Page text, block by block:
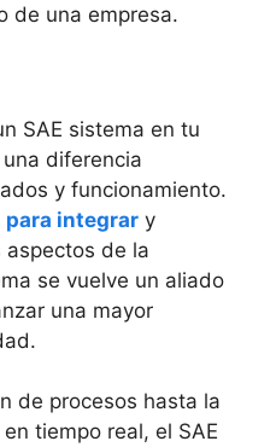
de una empresa.
SAE sistema en tu
diferencia
y funcionamiento.
para integrar y
de la
se vuelve un aliado
una mayor
de procesos hasta la
tiempo real, el SAE